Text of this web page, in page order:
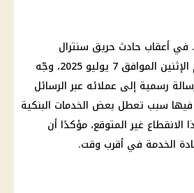
في أعقاب حادث حريق سنترال
رمسيس الذي وقع يوم الإثنين الموافق 7 يوليو 2025، وجّه
رسمية إلى عملائه عبر الرسائل
فيها سبب تعطل بعض الخدمات البنكية
غير المتوقع، مؤكدًا أن
الخدمة في أقرب وقت.